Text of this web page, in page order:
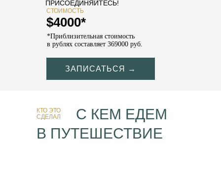
ПРИСОЕДИНЯЙТЕСЬ!
СТОИМОСТЬ
$4000*
ЗАПИСАТЬСЯ →
*Приблизительная стоимость
в рублях составляет 369000 руб.
С КЕМ ЕДЕМ
В ПУТЕШЕСТВИЕ
КТО ЭТО
СДЕЛАЛ